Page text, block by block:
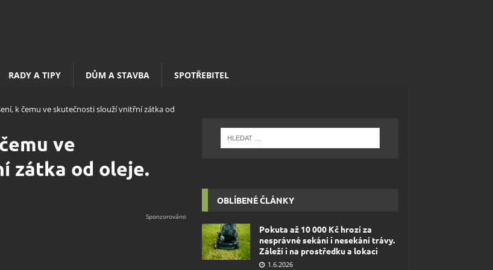
RADY A TIPY DŮM A STAVBA SPOTŘEBITEL
k čemu ve skutečnosti slouží vnitřní zátka od
ve
zátka od oleje.
OBLÍBENÉ ČLÁNKY
Pokuta až 10 000 Kč hrozí za
nesprávné sekání i nesekání trávy.
Záleží i na prostředku a lokaci
1.6.2026